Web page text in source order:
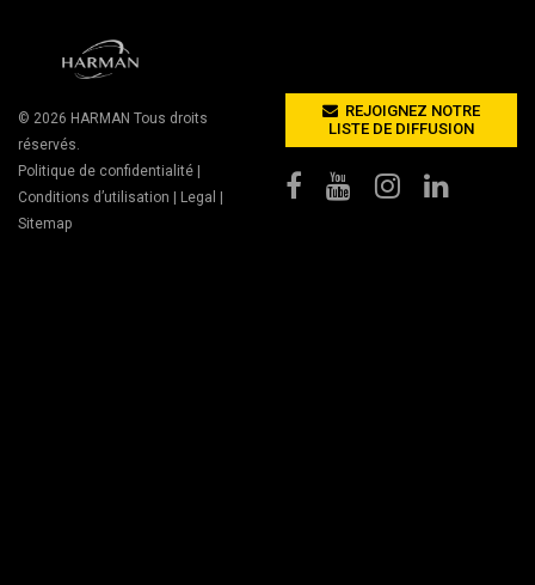
© 2026 HARMAN Tous droits
réservés.
Politique de confidentialité
Conditions d’utilisation
Legal
Sitemap
REJOIGNEZ NOTRE
LISTE DE DIFFUSION